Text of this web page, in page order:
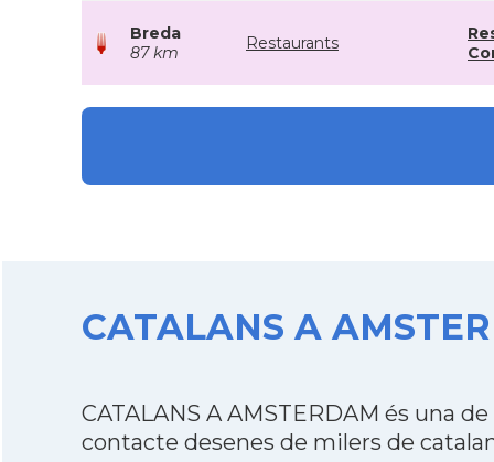
Breda
87 km
Restaurants
CATALANS A
CATALANS A AMSTERDAM és una
contacte desenes de milers de